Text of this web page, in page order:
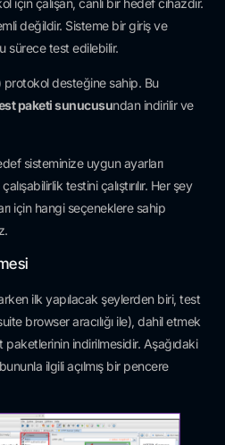
için çalışan, canlı bir hedef cihazdır.
değildir. Sisteme bir giriş ve
sürece test edilebilir.
desteğine sahip. Bu
paketi sunucusundan indirilir ve
sisteminize uygun ayarları
testini çalıştırılır. Her şey
için hangi seçeneklere sahip
ilk yapılacak şeylerden biri, test
browser aracılığı ile), dahil etmek
indirilmesidir. Aşağıdaki
ilgili açılmış bir pencere